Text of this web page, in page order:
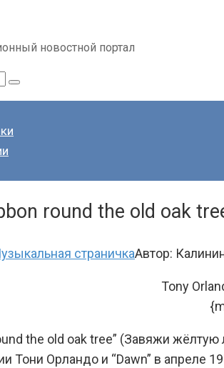
новостной портал
round the old oak
страничкаАвтор:
Tony
the old oak tree” (Завяжи
Тони Орландо и “Dawn” в апреле